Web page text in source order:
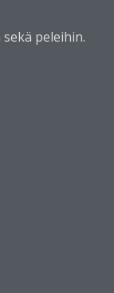
peleihin.